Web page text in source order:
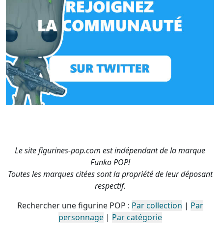
Le site figurines-pop.com est indépendant de la marque
Funko POP!
Toutes les marques citées sont la propriété de leur déposant
respectif.
Rechercher une figurine POP : Par collection | Par
personnage| Par catégorie